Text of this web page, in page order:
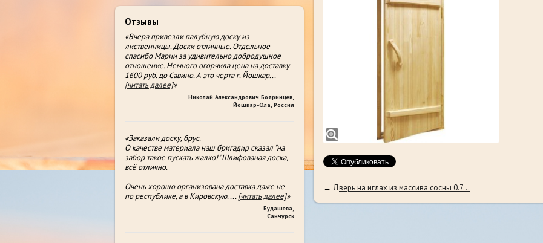
Отзывы
«Вчера привезли палубную доску из
лиственницы. Доски отличные. Отдельное
спасибо Марии за удивительно добродушное
отношение. Немного огорчила цена на доставку
1600 руб. до Савино. А это черта г. Йошкар...
[читать далее]»
Николай Александрович Бояринцев
Йошкар-Ола, Россия
«Заказали доску, брус.
О качестве материала наш бригадир сказал "на
забор такое пускать жалко!" Шлифованая доска,
всë отлично.
Очень хорошо организована доставка даже не
по республике, а в Кировскую....[читать далее]»
Будашева
Санчурск
← Дверь на иглах из массива сосны 0.7...